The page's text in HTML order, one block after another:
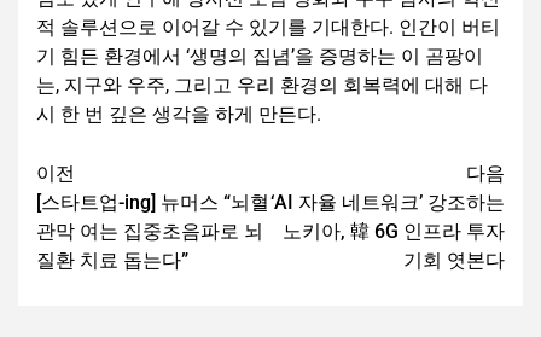
적 솔루션으로 이어갈 수 있기를 기대한다. 인간이 버티
기 힘든 환경에서 ‘생명의 집념’을 증명하는 이 곰팡이
는, 지구와 우주, 그리고 우리 환경의 회복력에 대해 다
시 한 번 깊은 생각을 하게 만든다.
이전
[스타트업-ing] 뉴머스 “뇌혈
관막 여는 집중초음파로 뇌
질환 치료 돕는다”
다음
‘AI 자율 네트워크’ 강조하는
노키아, 韓 6G 인프라 투자
기회 엿본다